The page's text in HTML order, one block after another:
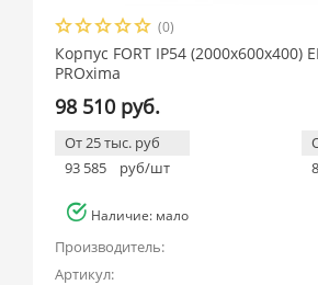
(0)
Корпус FORT IP54 (2000x600x400)
PROxima
98 510 руб.
От 25 тыс. руб
93 585
руб/шт
Наличие: мало
Производитель:
Артикул: